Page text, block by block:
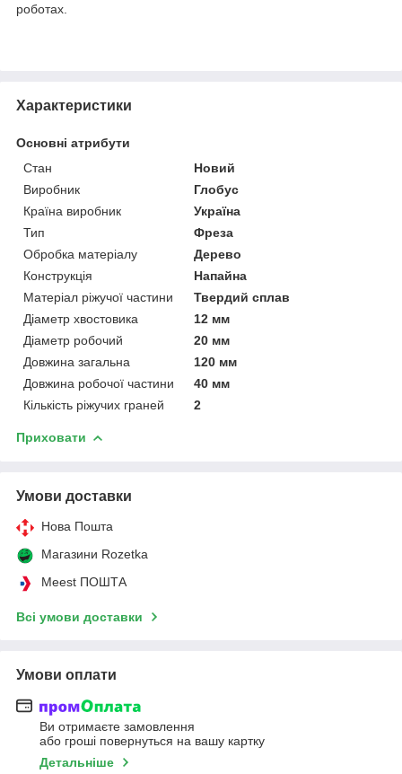
роботах.
Характеристики
Основні атрибути
Стан
Новий
Виробник
Глобус
Країна виробник
Україна
Тип
Фреза
Обробка матеріалу
Дерево
Конструкція
Напайна
Матеріал ріжучої частини
Твердий сплав
Діаметр хвостовика
12 мм
Діаметр робочий
20 мм
Довжина загальна
120 мм
Довжина робочої частини
40 мм
Кількість ріжучих граней
2
Приховати
Умови доставки
Нова Пошта
Магазини Rozetka
Meest ПОШТА
Всі умови доставки
Умови оплати
Ви отримаєте замовлення
або гроші повернуться на вашу картку
Детальніше